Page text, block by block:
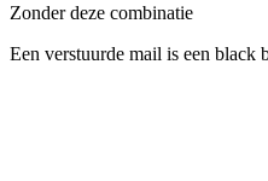
Zonder deze combinatie
Een verstuurde mail is een